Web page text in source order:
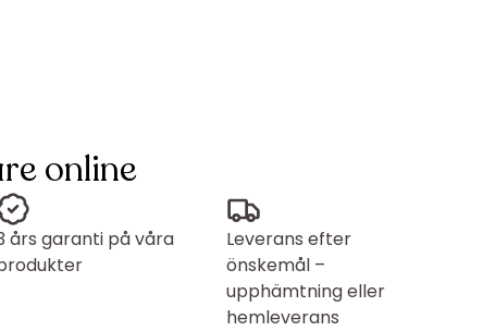
online
års garanti på våra
Leverans efter
önskemål –
upphämtning eller
hemleverans